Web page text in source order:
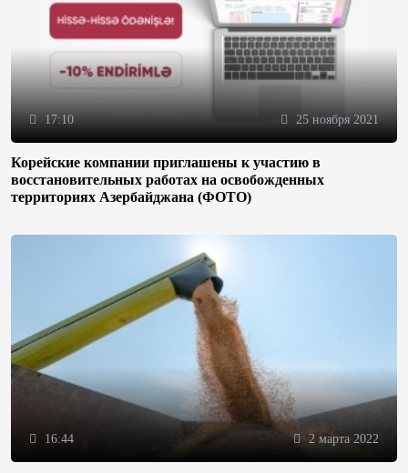
17:10 25 ноября 2021
Корейские компании приглашены к участию в
восстановительных работах на освобожденных
территориях Азербайджана (ФОТО)
16:44 2 марта 2022